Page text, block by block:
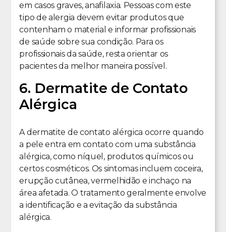
em casos graves, anafilaxia. Pessoas com este
tipo de alergia devem evitar produtos que
contenham o material e informar profissionais
de saúde sobre sua condição. Para os
profissionais da saúde, resta orientar os
pacientes da melhor maneira possível.
6. Dermatite de Contato
Alérgica
A dermatite de contato alérgica ocorre quando
a pele entra em contato com uma substância
alérgica, como níquel, produtos químicos ou
certos cosméticos. Os sintomas incluem coceira,
erupção cutânea, vermelhidão e inchaço na
área afetada. O tratamento geralmente envolve
a identificação e a evitação da substância
alérgica.